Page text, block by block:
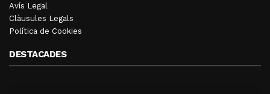
Avís Legal
Clàusules Legals
Política de Cookies
DESTACADES